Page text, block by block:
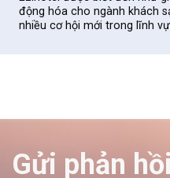
Giải pháp xây dựng hệ
quản lý và kinh doanh
tảng chuyển đổi số
Gửi phản